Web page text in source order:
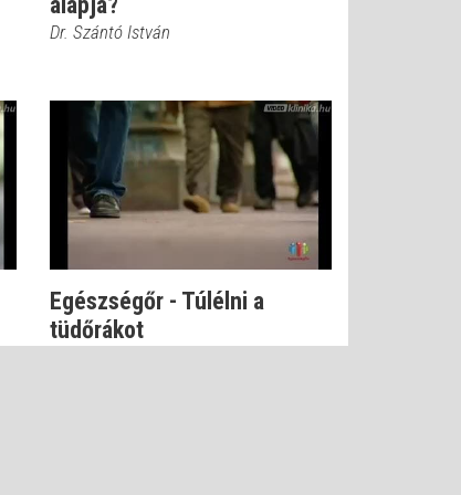
Dr. Szántó István
Egészségőr - Túlélni a
tüdőrákot